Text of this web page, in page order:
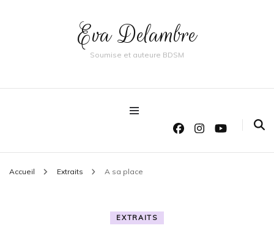
Eva Delambre
Soumise et auteure BDSM
Accueil Extraits A sa place
EXTRAITS